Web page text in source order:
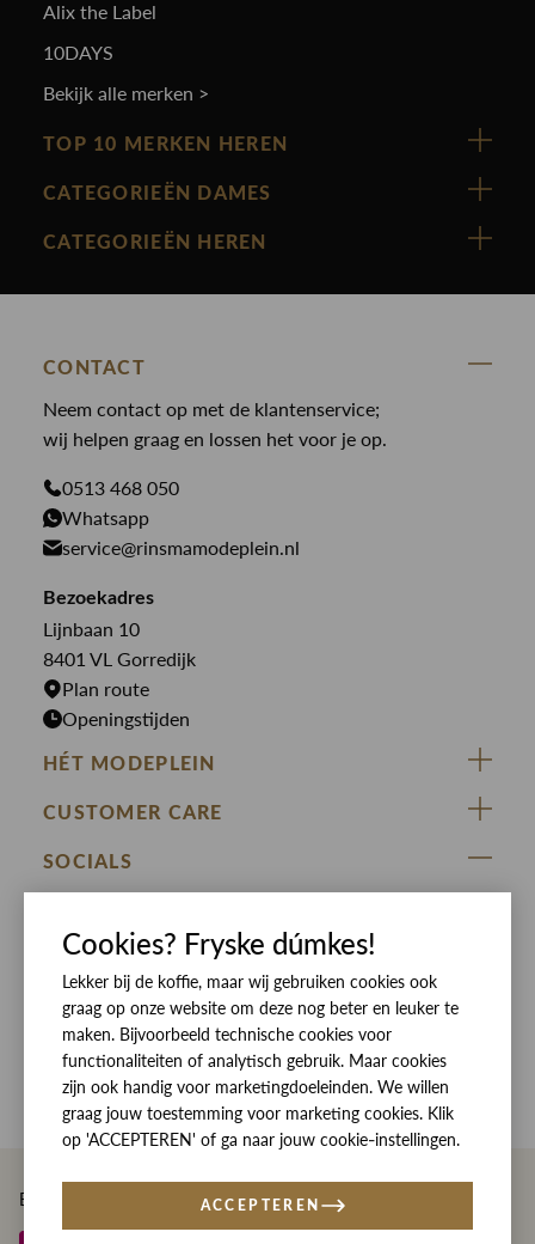
Alix the Label
10DAYS
Bekijk alle merken >
TOP 10 MERKEN HEREN
Vanguard
Cast Iron
Paul en Shark
Genti
PME Legend
Butcher of Blue
Bekijk alle merken >
CATEGORIEËN DAMES
Nieuw binnen
Blouses
Broeken
Gilets
Jassen
Jeans
Jumpsuits
Jurken
Rokken
CATEGORIEËN HEREN
Broeken
Colberts
Giftcards
Jassen
Overhemden
T-shirts
CONTACT
Neem contact op met de klantenservice;
wij helpen graag en lossen het voor je op.
0513 468 050
Whatsapp
service@rinsmamodeplein.nl
Bezoekadres
Lijnbaan 10
8401 VL Gorredijk
Plan route
Openingstijden
HÉT MODEPLEIN
ZIJ VAN RINSMA
DE HEEREN VAN RINSMA
RINSMA.CONCEPTS
Eten en drinken
Openingstijden
Werken bij RINSMA
CUSTOMER CARE
Veelgestelde vragen
Retourneren & Ruilen
Betaalmethoden
Bezorgen
Contact
Reviews
SOCIALS
Betaal eenvoudig en veilig met
Cookies? Fryske dúmkes!
Lekker bij de koffie, maar wij gebruiken cookies ook
graag op onze website om deze nog beter en leuker te
maken. Bijvoorbeeld technische cookies voor
functionaliteiten of analytisch gebruik. Maar cookies
zijn ook handig voor marketingdoeleinden. We willen
graag jouw toestemming voor marketing cookies. Klik
op 'ACCEPTEREN' of ga naar jouw cookie-instellingen.
ACCEPTEREN